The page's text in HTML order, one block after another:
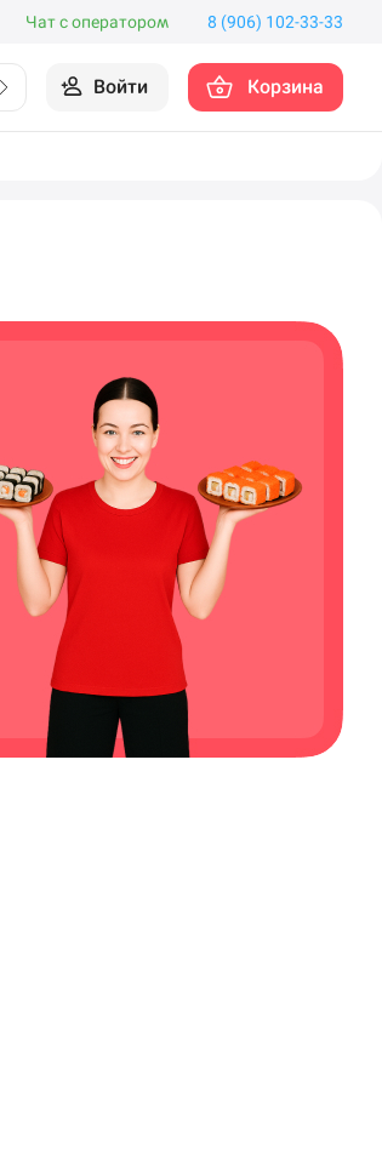
Чат с оператором 8 (906) 102-33-33
Войти Корзина